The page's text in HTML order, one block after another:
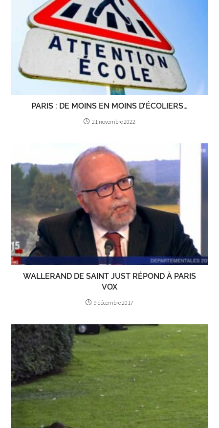
PARIS : DE MOINS EN MOINS D’ÉCOLIERS…
21 novembre 2022
WALLERAND DE SAINT JUST RÉPOND À PARIS
VOX
9 décembre 2017